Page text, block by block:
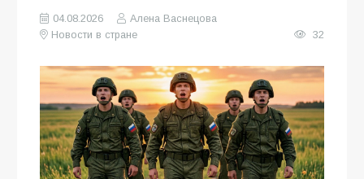
04.08.2026
Алена Васнецова
Новости в стране
32